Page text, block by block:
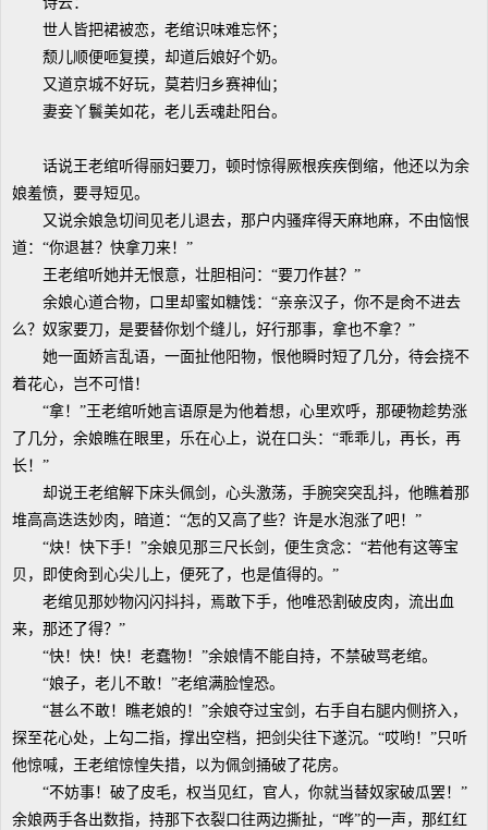
世人皆把裙被恋，老绾识味难忘怀；
颓儿顺便咂复摸，却道后娘好个奶。
又道京城不好玩，莫若归乡赛神仙；
妻妾丫鬟美如花，老儿丢魂赴阳台。
话说王老绾听得丽妇要刀，顿时惊得厥根疾疾倒缩，他还以为余
娘羞愤，要寻短见。
又说余娘急切间见老儿退去，那户内骚痒得天麻地麻，不由恼恨
道：“你退甚？快拿刀来！”
王老绾听她并无恨意，壮胆相问：“要刀作甚？”
余娘心道合物，口里却蜜如糖饯：“亲亲汉子，你不是肏不进去
么？奴家要刀，是要替你划个缝儿，好行那事，拿也不拿？”
她一面娇言乱语，一面扯他阳物，恨他瞬时短了几分，待会挠不
着花心，岂不可惜！
“拿！”王老绾听她言语原是为他着想，心里欢呼，那硬物趁势涨
了几分，余娘瞧在眼里，乐在心上，说在口头：“乖乖儿，再长，再
长！”
却说王老绾解下床头佩剑，心头激荡，手腕突突乱抖，他瞧着那
堆高高迭迭妙肉，暗道：“怎的又高了些？许是水泡涨了吧！”
“炔！快下手！”余娘见那三尺长剑，便生贪念：“若他有这等宝
贝，即使肏到心尖儿上，便死了，也是值得的。”
老绾见那妙物闪闪抖抖，焉敢下手，他唯恐割破皮肉，流出血
来，那还了得？”
“快！快！快！老蠢物！”余娘情不能自持，不禁破骂老绾。
“娘子，老儿不敢！”老绾满脸惶恐。
“甚么不敢！瞧老娘的！”余娘夺过宝剑，右手自右腿内侧挤入，
探至花心处，上勾二指，撑出空档，把剑尖往下遂沉。“哎哟！”只听
他惊喊，王老绾惊惶失措，以为佩剑捅破了花房。
“不妨事！破了皮毛，权当见红，官人，你就当替奴家破瓜罢！”
余娘两手各出数指，持那下衣裂口往两边撕扯，“哗”的一声，那红红